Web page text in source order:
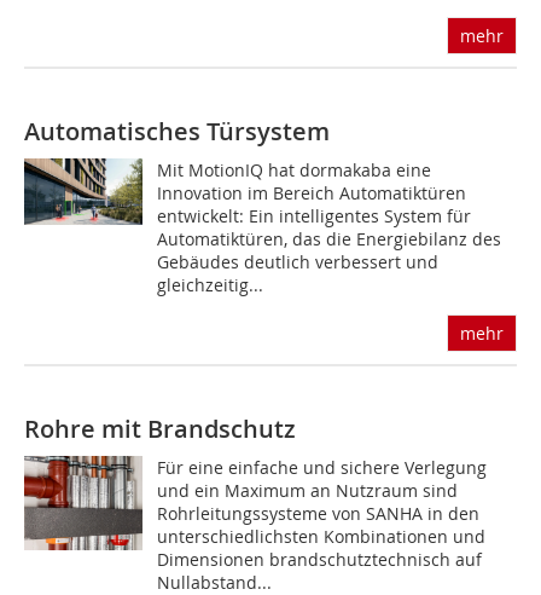
mehr
Automatisches Türsystem
Mit MotionIQ hat dormakaba eine
Innovation im Bereich Automatiktüren
entwickelt: Ein intelligentes System für
Automatiktüren, das die Energiebilanz des
Gebäudes deutlich verbessert und
gleichzeitig...
mehr
Rohre mit Brandschutz
Für eine einfache und sichere Verlegung
und ein Maximum an Nutzraum sind
Rohrleitungssysteme von SANHA in den
unterschiedlichsten Kombinationen und
Dimensionen brandschutztechnisch auf
Nullabstand...